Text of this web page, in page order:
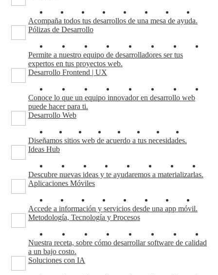
Acompaña todos tus desarrollos de una mesa de ayuda.
Pólizas de Desarrollo
Permite a nuestro equipo de desarrolladores ser tus
expertos en tus proyectos web.
Desarrollo Frontend | UX
Conoce lo que un equipo innovador en desarrollo web
puede hacer para ti.
Desarrollo Web
Diseñamos sitios web de acuerdo a tus necesidades.
Ideas Hub
Descubre nuevas ideas y te ayudaremos a materializarlas.
Aplicaciones Móviles
Accede a información y servicios desde una app móvil.
Metodología, Tecnología y Procesos
Nuestra receta, sobre cómo desarrollar software de calidad
a un bajo costo.
Soluciones con IA